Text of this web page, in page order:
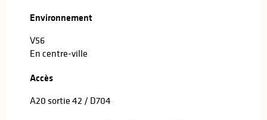
Environnement
Environnement
V56
En centre-ville
Accès
Accès
A20 sortie 42 / D704